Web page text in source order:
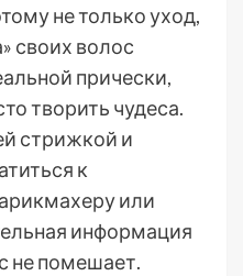
не только уход,
своих волос
прически,
творить чудеса.
стрижкой и
к
или
информация
не помешает.